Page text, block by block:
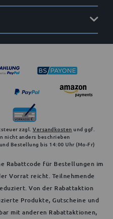
zzgl. Versandkosten und ggf.
nicht anders beschrieben
Bestellung bis 14:00 Uhr (Mo-Fr)
Rabattcode für Bestellungen im
Vorrat reicht. Teilnehmende
Von der Rabattaktion
Produkte, Gutscheine und
mit anderen Rabattaktionen,